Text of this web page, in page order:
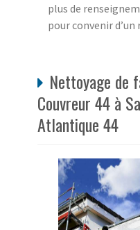
plus de
pour convenir d’un
Nettoyage de
Couvreur 44 à
Atlantique 44